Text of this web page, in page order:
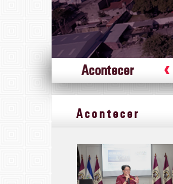
Acontecer
Conferencia
Acontecer